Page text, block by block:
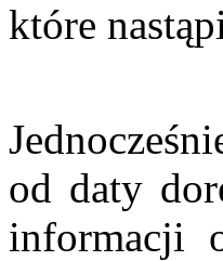
które
od daty
informacji